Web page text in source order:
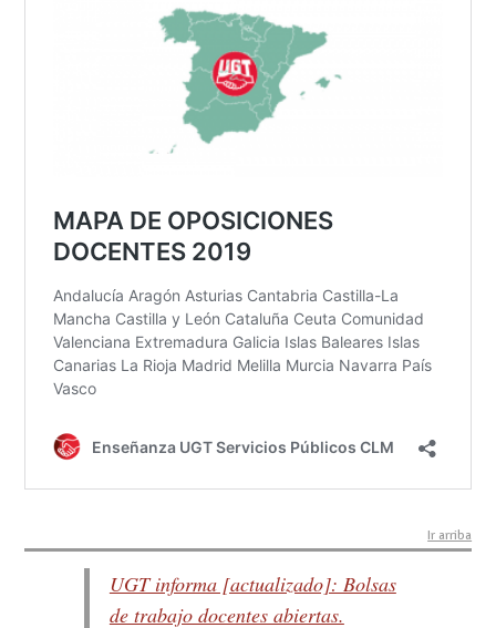
Ir arriba
UGT informa [actualizado]: Bolsas
de trabajo docentes abiertas.